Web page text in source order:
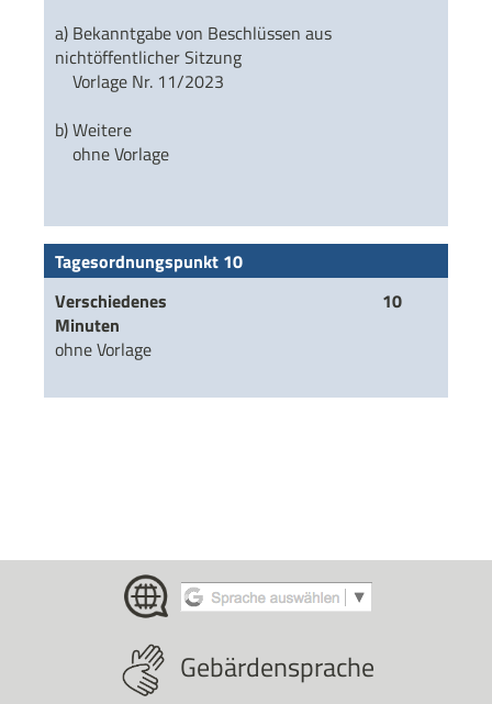
a) Bekanntgabe von Beschlüssen aus
nichtöffentlicher Sitzung
Vorlage Nr. 11/2023
b) Weitere
ohne Vorlage
Tagesordnungspunkt 10
Verschiedenes 10
Minuten
ohne Vorlage
Gebärdensprache